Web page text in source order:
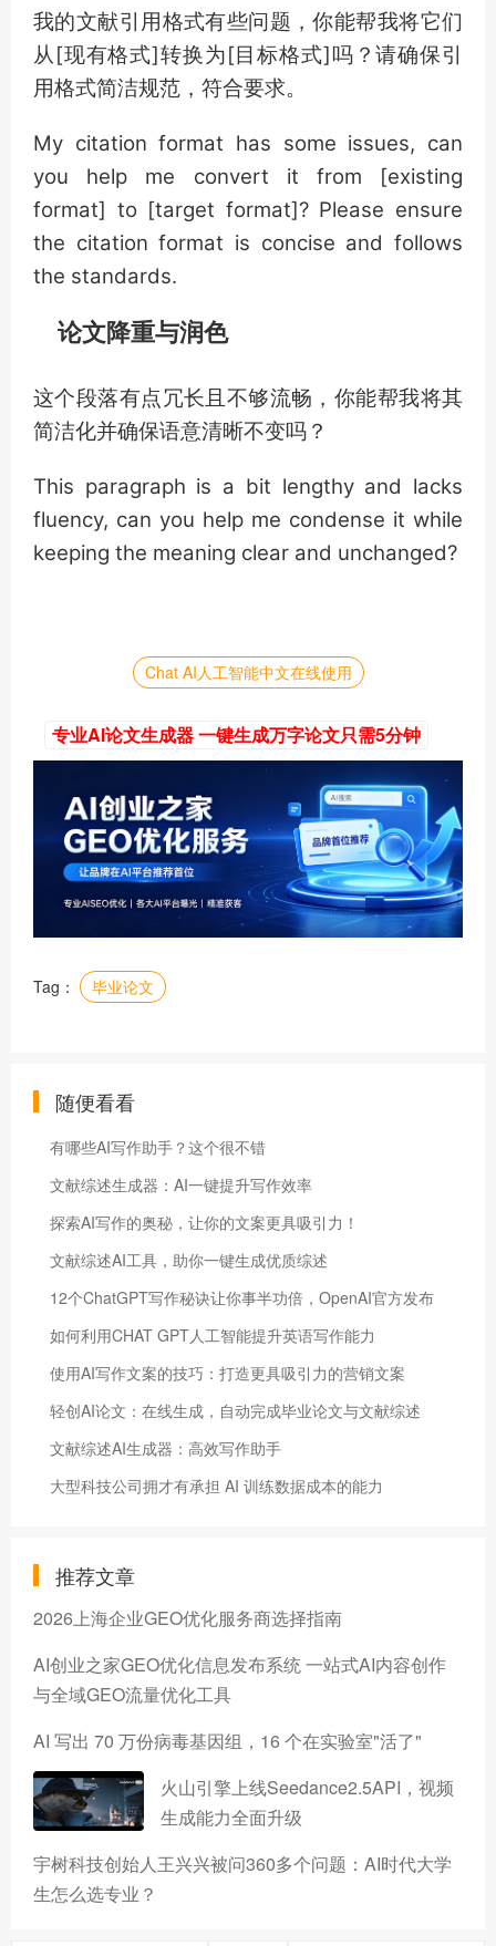
我的文献引用格式有些问题，你能帮我将它们
从[现有格式]转换为[目标格式]吗？请确保引
用格式简洁规范，符合要求。
My citation format has some issues, can
you help me convert it from [existing
format] to [target format]? Please ensure
the citation format is concise and follows
the standards.
论文降重与润色
这个段落有点冗长且不够流畅，你能帮我将其
简洁化并确保语意清晰不变吗？
This paragraph is a bit lengthy and lacks
fluency, can you help me condense it while
keeping the meaning clear and unchanged?
Chat AI人工智能中文在线使用
专业AI论文生成器 一键生成万字论文只需5分钟
Tag： 毕业论文
随便看看
有哪些AI写作助手？这个很不错
文献综述生成器：AI一键提升写作效率
探索AI写作的奥秘，让你的文案更具吸引力！
文献综述AI工具，助你一键生成优质综述
12个ChatGPT写作秘诀让你事半功倍，OpenAI官方发布
如何利用CHAT GPT人工智能提升英语写作能力
使用AI写作文案的技巧：打造更具吸引力的营销文案
轻创AI论文：在线生成，自动完成毕业论文与文献综述
文献综述AI生成器：高效写作助手
大型科技公司拥才有承担 AI 训练数据成本的能力
推荐文章
2026上海企业GEO优化服务商选择指南
AI创业之家GEO优化信息发布系统 一站式AI内容创作
与全域GEO流量优化工具
AI 写出 70 万份病毒基因组，16 个在实验室"活了"
火山引擎上线Seedance2.5API，视频
生成能力全面升级
宇树科技创始人王兴兴被问360多个问题：AI时代大学
生怎么选专业？